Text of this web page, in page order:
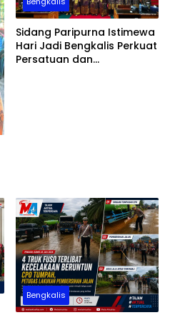
Sidang Paripurna Istimewa
Hari Jadi Bengkalis Perkuat
Persatuan dan
Bengkalis